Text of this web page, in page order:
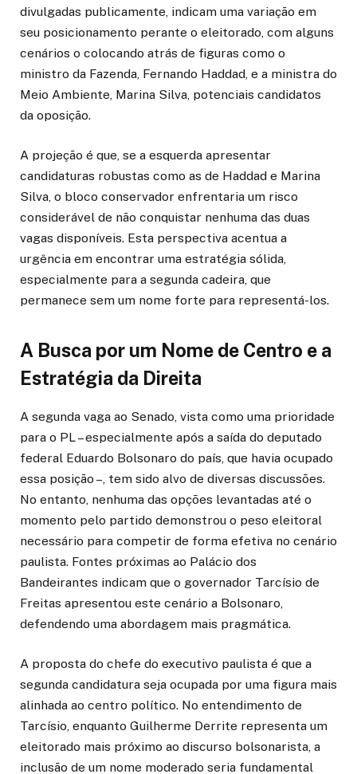
divulgadas publicamente, indicam uma variação em
seu posicionamento perante o eleitorado, com alguns
cenários o colocando atrás de figuras como o
ministro da Fazenda, Fernando Haddad, e a ministra do
Meio Ambiente, Marina Silva, potenciais candidatos
da oposição.
A projeção é que, se a esquerda apresentar
candidaturas robustas como as de Haddad e Marina
Silva, o bloco conservador enfrentaria um risco
considerável de não conquistar nenhuma das duas
vagas disponíveis. Esta perspectiva acentua a
urgência em encontrar uma estratégia sólida,
especialmente para a segunda cadeira, que
permanece sem um nome forte para representá-los.
A Busca por um Nome de Centro e a
Estratégia da Direita
A segunda vaga ao Senado, vista como uma prioridade
para o PL – especialmente após a saída do deputado
federal Eduardo Bolsonaro do país, que havia ocupado
essa posição –, tem sido alvo de diversas discussões.
No entanto, nenhuma das opções levantadas até o
momento pelo partido demonstrou o peso eleitoral
necessário para competir de forma efetiva no cenário
paulista. Fontes próximas ao Palácio dos
Bandeirantes indicam que o governador Tarcísio de
Freitas apresentou este cenário a Bolsonaro,
defendendo uma abordagem mais pragmática.
A proposta do chefe do executivo paulista é que a
segunda candidatura seja ocupada por uma figura mais
alinhada ao centro político. No entendimento de
Tarcísio, enquanto Guilherme Derrite representa um
eleitorado mais próximo ao discurso bolsonarista, a
inclusão de um nome moderado seria fundamental